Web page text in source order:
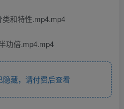
和特性.mp4.mp4
功倍.mp4.mp4
藏，请付费后查看